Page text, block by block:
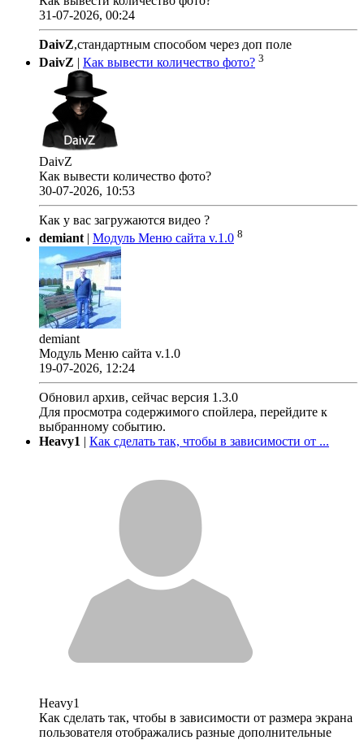
31-07-2026, 00:24
DaivZ,стандартным способом через доп поле
DaivZ | Как вывести количество фото? 3
DaivZ
Как вывести количество фото?
30-07-2026, 10:53
Как у вас загружаются видео ?
demiant| Модуль Меню сайта v.1.0 8
demiant
Модуль Меню сайта v.1.0
19-07-2026, 12:24
Обновил архив, сейчас версия 1.3.0
Для просмотра содержимого спойлера, перейдите к
выбранному событию.
Heavy1 | Как сделать так, чтобы в зависимости от ...
Heavy1
Как сделать так, чтобы в зависимости от размера экрана
пользователя отображались разные дополнительные